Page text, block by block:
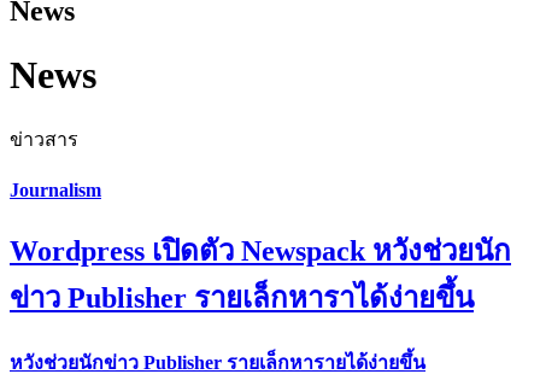
News
News
ข่าวสาร
Journalism
Wordpress เปิดตัว Newspack หวังช่วยนัก
ข่าว Publisher รายเล็กหาราได้ง่ายขึ้น
หวังช่วยนักข่าว Publisher รายเล็กหารายได้ง่ายขึ้น